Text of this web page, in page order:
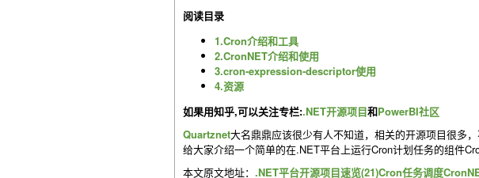
阅读目录
1.Cron介绍和工具
2.CronNET介绍和使用
3.cron-expression-descriptor使用
4.资源
如果用知乎,可以关注专栏:.NET开源项目和PowerBI社区
Quartznet大名鼎鼎应该很少有人不知道，相关的开源项目很多
给大家介绍一个简单的在.NET平台上运行Cron计划任务的组件
本文原文地址： .NET平台开源项目速览(21)Cron任务调度